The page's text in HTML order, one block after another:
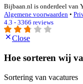
Bijbaan.nl is onderdeel van
Algemene voorwaarden •
4.3 - 3366 reviews
Close
Hoe sorteren wij
Sortering van vacatures